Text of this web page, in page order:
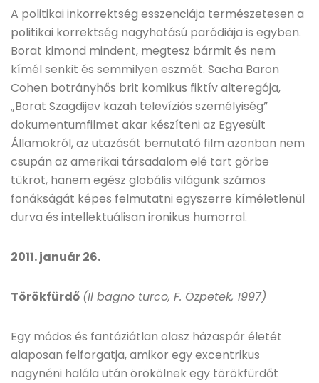
A politikai inkorrektség esszenciája természetesen a
politikai korrektség nagyhatású paródiája is egyben.
Borat kimond mindent, megtesz bármit és nem
kímél senkit és semmilyen eszmét. Sacha Baron
Cohen botrányhős brit komikus fiktív alteregója,
„Borat Szagdijev kazah televíziós személyiség”
dokumentumfilmet akar készíteni az Egyesült
Államokról, az utazását bemutató film azonban nem
csupán az amerikai társadalom elé tart görbe
tükröt, hanem egész globális világunk számos
fonákságát képes felmutatni egyszerre kíméletlenül
durva és intellektuálisan ironikus humorral.
2011. január 26.
Törökfürdő (Il bagno turco, F. Özpetek, 1997)
Egy módos és fantáziátlan olasz házaspár életét
alaposan felforgatja, amikor egy excentrikus
nagynéni halála után örökölnek egy törökfürdőt